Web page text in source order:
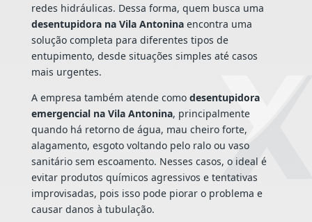
redes hidráulicas. Dessa forma, quem busca uma
desentupidora na Vila Antoninaencontra uma
solução completa para diferentes tipos de
entupimento, desde situações simples até casos
mais urgentes.
A empresa também atende como desentupidora
emergencial na Vila Antonina, principalmente
quando há retorno de água, mau cheiro forte,
alagamento, esgoto voltando pelo ralo ou vaso
sanitário sem escoamento. Nesses casos, o ideal é
evitar produtos químicos agressivos e tentativas
improvisadas, pois isso pode piorar o problema e
causar danos à tubulação.